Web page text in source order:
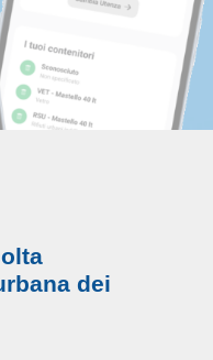
dei